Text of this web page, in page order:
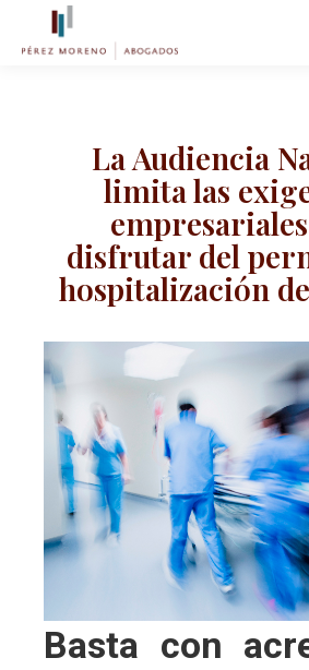
La Audiencia
limita las
disfrutar del
hospitalización
Basta con